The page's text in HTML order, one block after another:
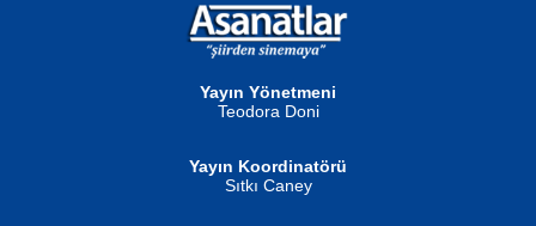
NURAN KÖSE BAYDAR
Ben Deniz Değilim ki...
Yayın Yönetmeni
Teodora Doni
Yayın Koordinatörü
Sıtkı Caney